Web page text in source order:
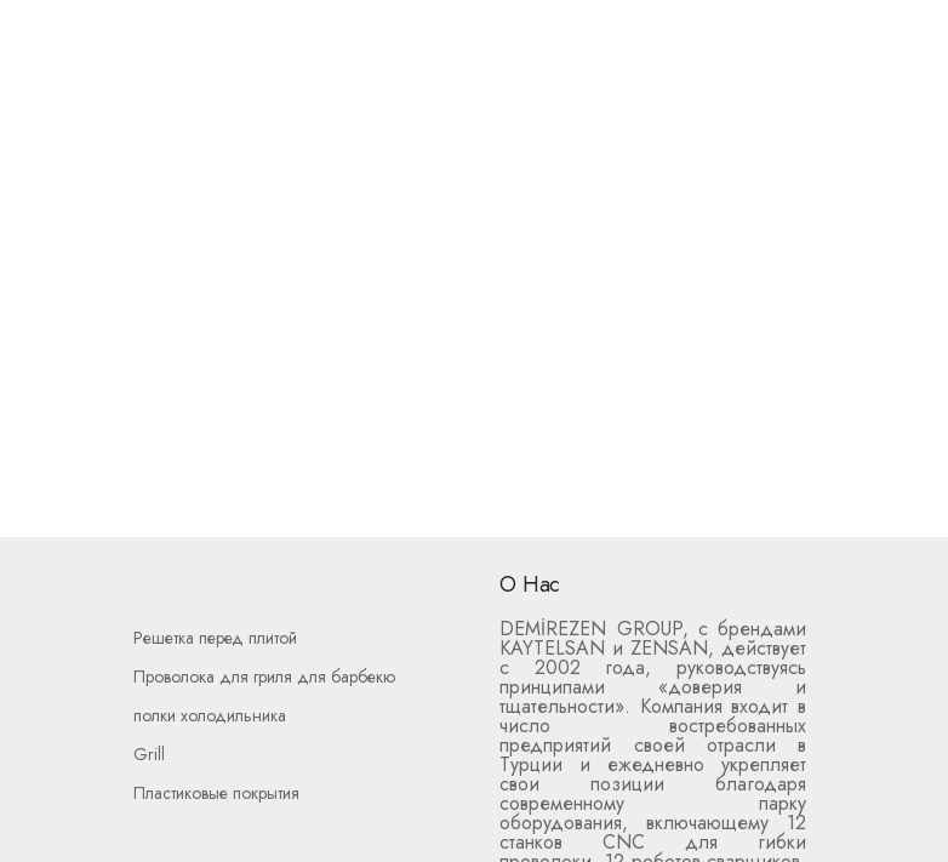
Решетка перед плитой
Проволока для гриля для барбекю
полки холодильника
Grill
Пластиковые покрытия
О Нас
DEMİREZEN GROUP, с брендами
KAYTELSAN и ZENSAN, действует
с 2002 года, руководствуясь
принципами «доверия и
тщательности». Компания входит в
число востребованных
предприятий своей отрасли в
Турции и ежедневно укрепляет
свои позиции благодаря
современному парку
оборудования, включающему 12
станков CNC для гибки